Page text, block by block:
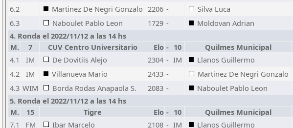
6.2
Martinez De Negri Gonzalo 2206 - Silva Luca
6.3
Naboulet Pablo Leon 1729 - Moldovan Adrian
4. Ronda el 2022/11/12 a las 14 hs
M.
7 CUV Centro Universitario Elo - 10 Quilmes Municipal
4.1
IM De Dovitiis Alejo 2304 - IM Llanos Guillermo
4.2
IM Villanueva Mario 2433 - Martinez De Negri Gonzalo
4.3 WIM Borda Rodas Anapaola S. 2083 - Naboulet Pablo Leon
5. Ronda el 2022/11/12 a las 14 hs
M.
15 Tigre Elo - 10 Quilmes Municipal
7.1
FM Ibar Marcelo 2108 - IM Llanos Guillermo